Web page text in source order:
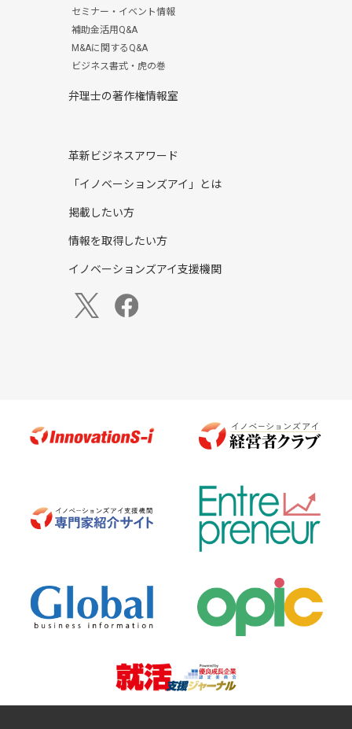
セミナー・イベント情報
補助金活用Q&A
M&Aに関するQ&A
ビジネス書式・虎の巻
弁理士の著作権情報室
革新ビジネスアワード
「イノベーションズアイ」とは
掲載したい方
情報を取得したい方
イノベーションズアイ支援機関